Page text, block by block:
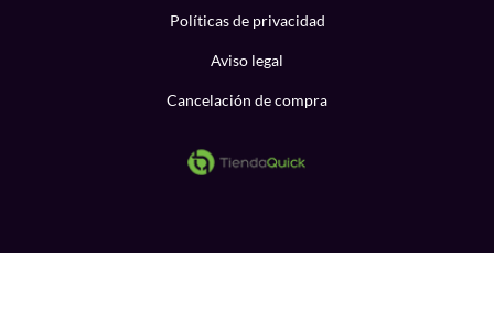
Políticas de privacidad
Aviso legal
Cancelación de compra